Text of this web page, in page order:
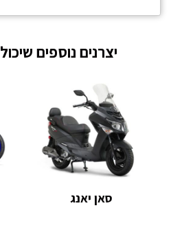
יצרנים נוספים
סאן יאנג